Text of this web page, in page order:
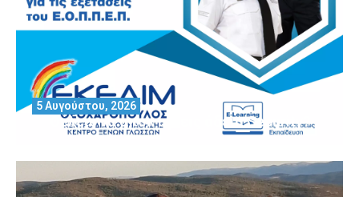
Θέλεις να αποκτήσεις άδεια Security?
5 Αυγούστου, 2026